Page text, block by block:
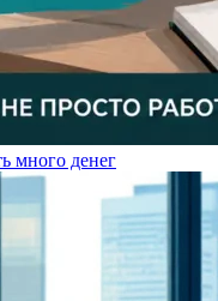
много денег